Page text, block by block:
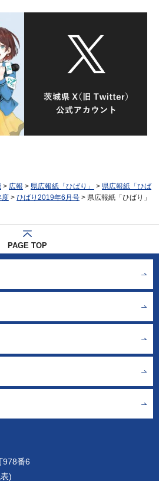
> 広報 > 県広報紙「ひばり」 > 県広報紙「ひば
度 > ひばり2019年6月号 > 県広報紙「ひばり」
PAGE TOP
番6
)